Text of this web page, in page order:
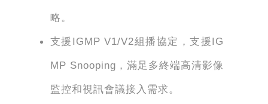
略。
支援IGMP V1/V2組播協定，支援IG
MP Snooping，滿足多終端高清影像
監控和視訊會議接入需求。